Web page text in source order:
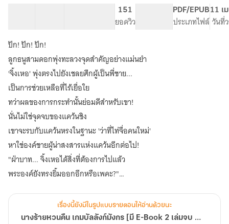
ร้าย
หวน
คืน
มังกร
[มี
E-
2
+
ตอน
พิเศษ
ทุก
เล่ม]
151
ยอดวิว
PDF/EPUB
ประเภทไฟล์
11 เ
วันที่
ปัก! ปัก! ปัก!
ลูกธนูสามดอกพุ่งทะลวงจุดสำคัญอย่างแม่นยำ
'จิ้งเหอ' พุ่งตรงไปยังเชลยศึกผู้เป็นพี่ชาย...
เป็นการช่วยเหลือที่ไร้เยื่อใย
ทว่าผลของการกระทำนั้นย่อมดีสำหรับเขา!
นั่นไม่ใช่จุดจบของแคว้นชิง
เขาจะรบกับแคว้นหรงในฐานะ 'ว่าที่ไท่จื่อคนใหม่'
หาใช่องค์ชายผู้น่าสงสารแห่งแคว้นอีกต่อไป!
"ฝ่าบาท... จิ้งเหอได้สิ่งที่ต้องการไปแล้ว
พระองค์ยังทรงยิ้มออกอีกหรือเพคะ?"
คือข้าที่ยืนอยู่ตรงนี้แล้ว
มีเหตุอันใดที่ข้าจะยิ้มออกมาไม่ได้..."
เรื่องนี้ยังมีในรูปแบบรายตอนให้อ่านด้วยนะ
นางร้ายหวนคืน เกมบัลลังก์มังกร [มี E-Book 2 เล่มจบ + ตอนพิเศษทุกเล่ม]